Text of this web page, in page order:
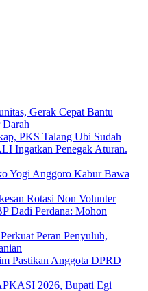
Gerak Cepat Bantu
PKS Talang Ubi Sudah
Ingatkan Penegak Aturan.
Yogi Anggoro Kabur Bawa
Rotasi Non Volunter
Dadi Perdana: Mohon
Peran Penyuluh,
Pastikan Anggota DPRD
2026, Bupati Egi